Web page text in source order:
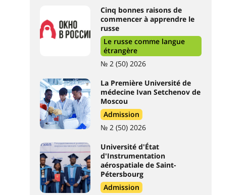
Cinq bonnes raisons de
commencer à apprendre le
russe
Le russe comme langue
étrangère
№ 2 (50) 2026
La Première Université de
médecine Ivan Setchenov de
Moscou
Admission
№ 2 (50) 2026
Université d'État
d'Instrumentation
aérospatiale de Saint-
Pétersbourg
Admission